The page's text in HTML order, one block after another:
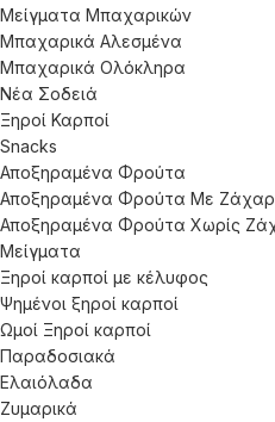
Μείγματα Μπαχαρικών
Μπαχαρικά Αλεσμένα
Μπαχαρικά Ολόκληρα
Νέα Σοδειά
Ξηροί Καρποί
Snacks
Αποξηραμένα Φρούτα
Αποξηραμένα Φρούτα Με
Αποξηραμένα Φρούτα Χωρίς
Μείγματα
Ξηροί καρποί με κέλυφος
Ψημένοι ξηροί καρποί
Ωμοί Ξηροί καρποί
Παραδοσιακά
Ελαιόλαδα
Ζυμαρικά